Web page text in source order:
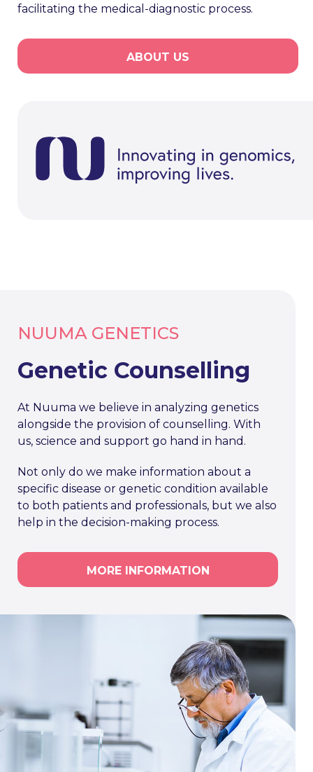
facilitating the medical-diagnostic process.
ABOUT US
NUUMA GENETICS
Genetic Counselling
At Nuuma we believe in analyzing genetics
alongside the provision of counselling. With
us, science and support go hand in hand.
Not only do we make information about a
specific disease or genetic condition available
to both patients and professionals, but we also
help in the decision-making process.
MORE INFORMATION